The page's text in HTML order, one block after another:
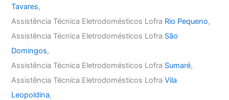
Tavares,
Assistência Técnica Eletrodomésticos Lofra Rio Pequeno,
Assistência Técnica Eletrodomésticos Lofra São
Domingos,
Assistência Técnica Eletrodomésticos Lofra Sumaré,
Assistência Técnica Eletrodomésticos LofraVila
Leopoldina,